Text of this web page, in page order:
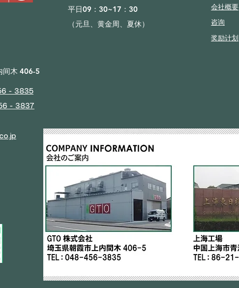
平日09：30~17：30
（元旦、黄金周、夏休）
会社概要
咨询
奖励计划
间木 406-5
- 3835​
- 3837